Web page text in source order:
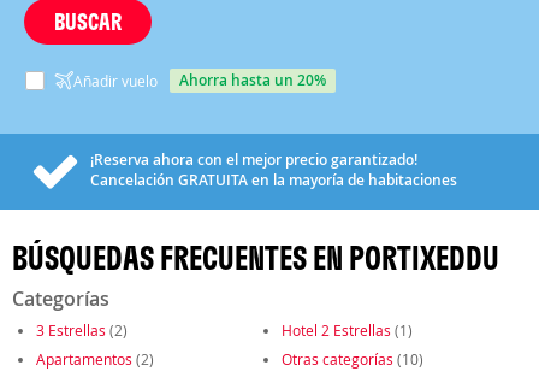
BUSCAR
Añadir vuelo ahorra hasta un 20%
¡Reserva ahora con el mejor precio garantizado!
Cancelación GRATUITAen la mayoría de habitaciones
BÚSQUEDAS FRECUENTES EN PORTIXEDDU
Categorías
3 Estrellas (2) Hotel 2 Estrellas (1)
Apartamentos (2) Otras categorías (10)